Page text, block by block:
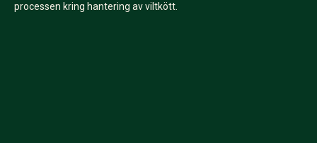
processen kring hantering av viltkött.